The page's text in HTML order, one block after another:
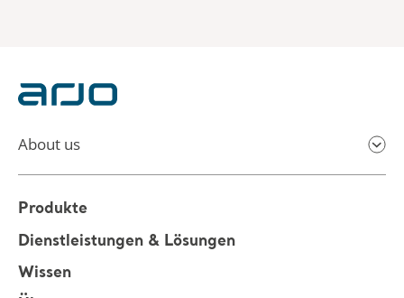
About us
Produkte
Dienstleistungen & Lösungen
Wissen